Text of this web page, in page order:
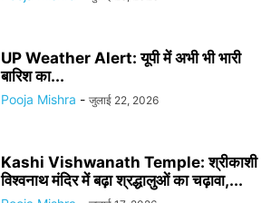
UP Weather Alert: यूपी में अभी भी भारी
बारिश का...
Pooja Mishra - जुलाई 22, 2026
Kashi Vishwanath Temple: श्रीकाशी
विश्वनाथ मंदिर में बढ़ा श्रद्धालुओं का चढ़ावा,...